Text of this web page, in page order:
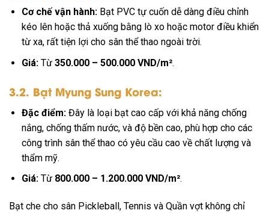
Cơ chế vận hành:Bạt PVC tự cuốn dễ dàng điều chỉnh
kéo lên hoặc thả xuống bằng lò xo hoặc motor điều khiển
từ xa, rất tiện lợi cho sân thể thao ngoài trời.
Giá:Từ 350.000 – 500.000 VND/m².
3.2. Bạt Myung Sung Korea:
Đặc điểm:Đây là loại bạt cao cấp với khả năng chống
nắng, chống thấm nước, và độ bền cao, phù hợp cho các
công trình sân thể thao có yêu cầu cao về chất lượng và
thẩm mỹ.
Giá:Từ 800.000 – 1.200.000 VND/m².
Bạt che cho sân Pickleball, Tennis và Quần vợt không chỉ